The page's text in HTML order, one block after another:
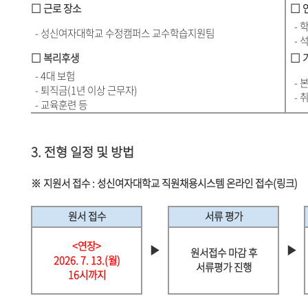
□ 근로 장소
□
- 성신여자대학교 수정캠퍼스 교수학습지원팀
-
-
□ 복리후생
□
- 4대 보험
- 퇴직금(1년 이상 근무자)
- 교육훈련 등
-
-
3. 전형 일정 및 방법
※ 지원서 접수 : 성신여자대학교 직원채용시스템 온라인 접수(링크)
원서 접수
▶
서류 평가
▶
<연장>
2026. 7. 13.(월)
16시까지
원서접수 마감 후
서류평가 진행